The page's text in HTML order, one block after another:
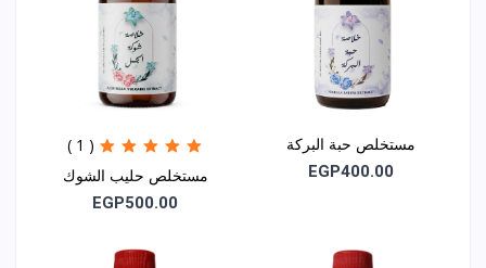
مستخلص حبة البركة
EGP400.00
( 1 )
مستخلص حليب الشوك
(شوك الجمل)
EGP500.00